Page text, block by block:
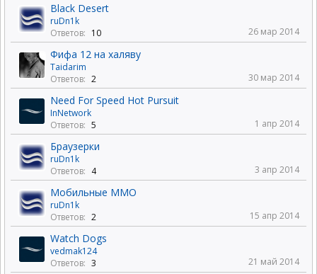
Black Desert
ruDn1k
Ответов: 10 26 мар 2014
Фифа 12 на халяву
Taidarim
Ответов: 2 30 мар 2014
Need For Speed Hot Pursuit
InNetwork
Ответов: 5 1 апр 2014
Браузерки
ruDn1k
Ответов: 4 3 апр 2014
Мобильные ММО
ruDn1k
Ответов: 2 15 апр 2014
Watch Dogs
vedmak124
Ответов: 3 21 май 2014